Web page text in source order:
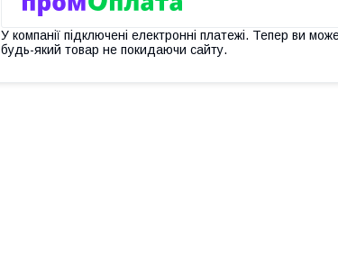
У компанії підключені електронні платежі. Тепер ви
будь-який товар не покидаючи сайту.